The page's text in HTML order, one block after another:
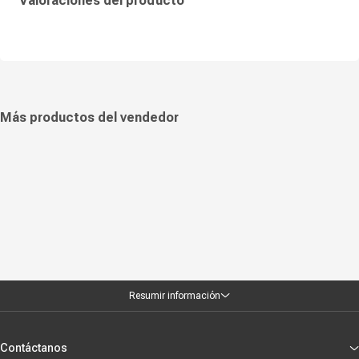
Más productos del vendedor
Resumir información
Contáctanos